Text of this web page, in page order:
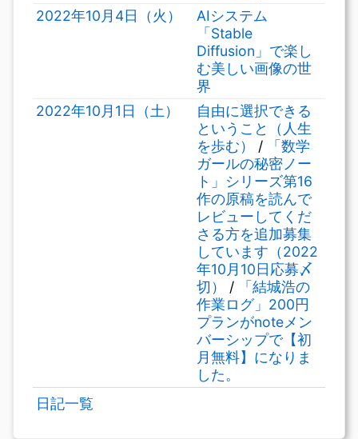
2022年10月4日（火）
AIシステム
「Stable
Diffusion」で楽し
む美しい画像の世
界
2022年10月1日（土）
自由に選択できる
ということ（人生
を歩む）
/
「数学
ガールの秘密ノー
ト」シリーズ第16
作の原稿を読んで
レビューしてくだ
さる方を追加募集
しています（2022
年10月10日応募〆
切）
/
「結城浩の
作業ログ」200円
プランがnoteメン
バーシップで【初
月無料】になりま
した。
日記一覧